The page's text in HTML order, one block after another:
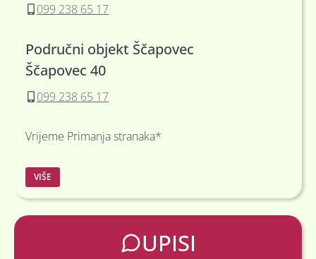
099 238 65 17
Područni objekt Ščapovec
Ščapovec 40
099 238 65 17
Vrijeme Primanja stranaka*
Content is collapsed. Activate the više button to reveal
Ravnateljica: 08.00 – 16.00
Administrativno računovodstveni odjel: 07.30 –
Psiholog: 08.00 – 15.00
VIŠE
UPISI